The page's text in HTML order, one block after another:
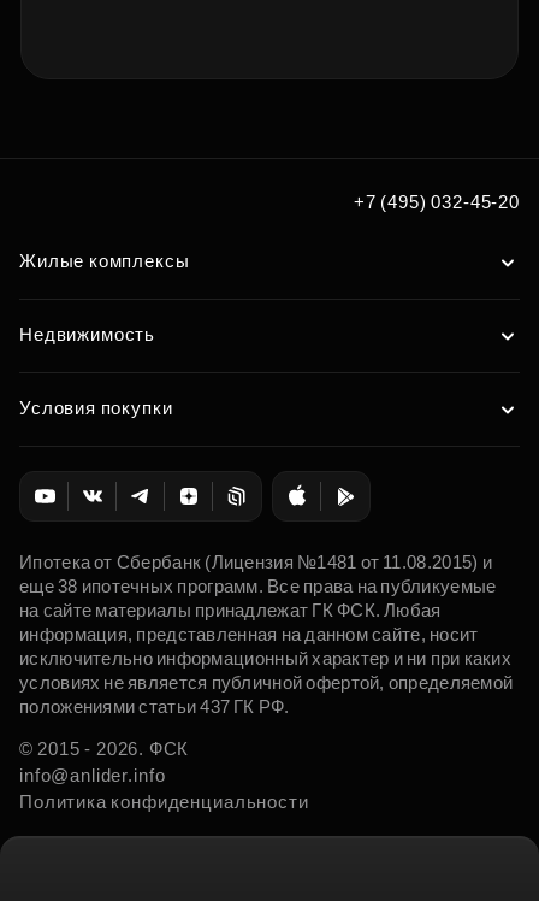
+7 (495) 032-45-20
Жилые комплексы
Недвижимость
Условия покупки
Ипотека от Сбербанк (Лицензия №1481 от 11.08.2015) и
еще 38 ипотечных программ. Все права на публикуемые
на сайте материалы принадлежат ГК ФСК. Любая
информация, представленная на данном сайте, носит
исключительно информационный характер и ни при каких
условиях не является публичной офертой, определяемой
положениями статьи 437 ГК РФ.
© 2015 - 2026. ФСК
info@anlider.info
Политика конфиденциальности